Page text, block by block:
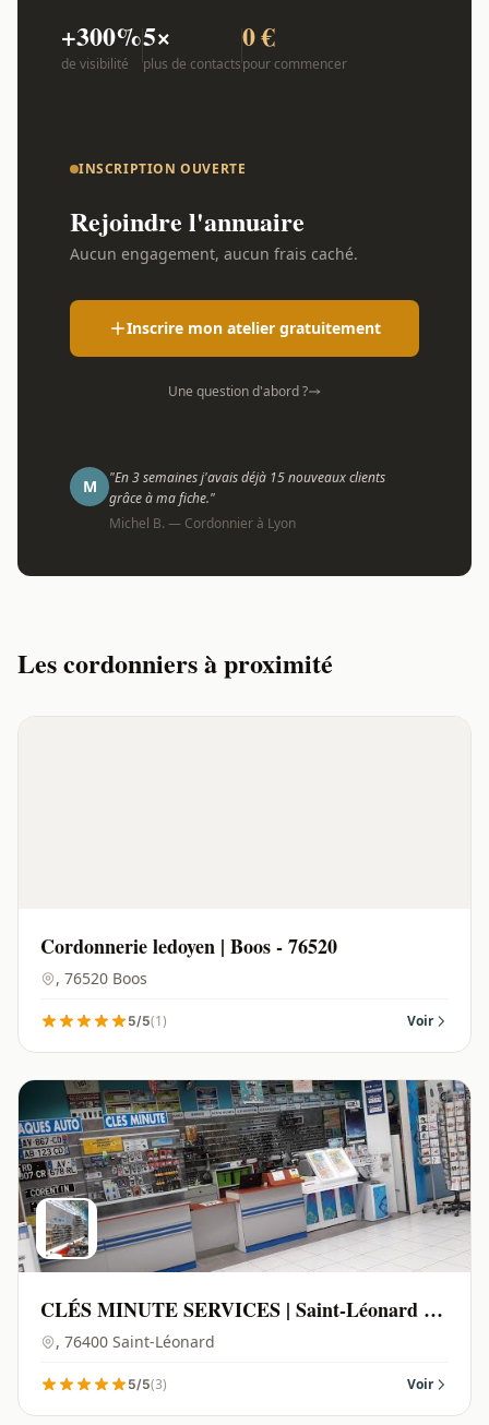
+300%
de visibilité
5×
plus de contacts
0 €
pour commencer
INSCRIPTION OUVERTE
Rejoindre l'annuaire
Aucun engagement, aucun frais caché.
Inscrire mon atelier gratuitement
Une question d'abord ?
M
"En 3 semaines j'avais déjà 15 nouveaux clients
grâce à ma fiche."
Michel B. — Cordonnier à Lyon
Les cordonniers à proximité
Cordonnerie ledoyen | Boos - 76520
, 76520 Boos
5/5(1) Voir
CLÉS MINUTE SERVICES | Saint-Léonard -
76400
, 76400 Saint-Léonard
5/5(3) Voir